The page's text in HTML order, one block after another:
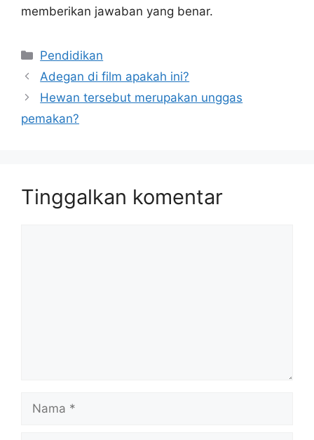
memberikan jawaban yang benar.
Kategori
Pendidikan
Adegan di film apakah ini?
Hewan tersebut merupakan unggas
pemakan?
Tinggalkan komentar